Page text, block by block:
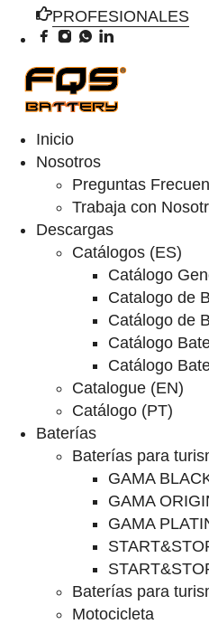
PROFESIONALES
Inicio
Nosotros
Preguntas
Trabaja con
Descargas
Catálogos (ES)
Catálogo
Catalogo de
Catálogo de
Catálogo
Catálogo
Catalogue (EN)
Catálogo (PT)
Baterías
Baterías para
GAMA
GAMA
GAMA
Baterías para
Motocicleta